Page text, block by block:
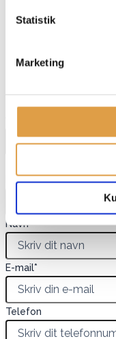
Statistik
Marketing
af slidstærkt mat nylon.
Dette felt er skjult, når
EAN
Navn*
E-mail*
Telefon